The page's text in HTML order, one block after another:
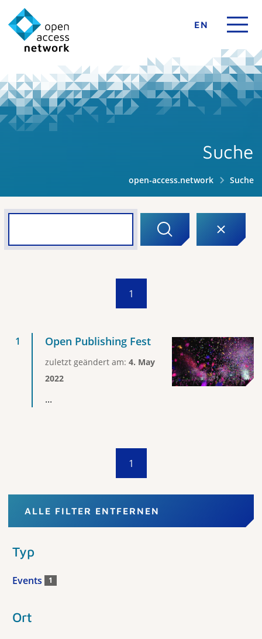
EN
Suche
open-access.network Suche
1
Open Publishing Fest
zuletzt geändert am: 4. May
2022
...
1
ALLE FILTER ENTFERNEN
Typ
Events 1
Ort